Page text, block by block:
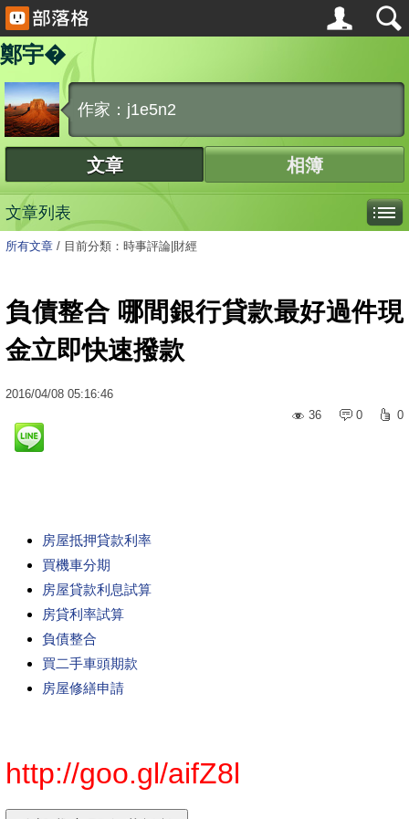
鄭宇�
作家：j1e5n2
文章 相簿
文章列表
所有文章 / 目前分類：時事評論|財經
負債整合 哪間銀行貸款最好過件現
金立即快速撥款
2016/04/08 05:16:46
36
0 0
房屋抵押貸款利率
買機車分期
房屋貸款利息試算
房貸利率試算
負債整合
買二手車頭期款
房屋修繕申請
http://goo.gl/aifZ8l